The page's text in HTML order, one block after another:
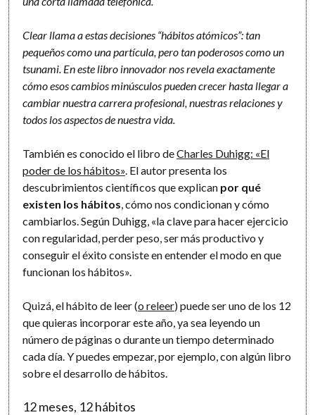
Clear llama a estas decisiones “hábitos atómicos”: tan
pequeños como una partícula, pero tan poderosos como un
tsunami. En este libro innovador nos revela exactamente
cómo esos cambios minúsculos pueden crecer hasta llegar a
cambiar nuestra carrera profesional, nuestras relaciones y
todos los aspectos de nuestra vida.
También es conocido el libro deCharles Duhigg: «El
poder de los hábitos» . El autor presenta los
descubrimientos científicos que explican por qué
existen los hábitos , cómo nos condicionan y cómo
cambiarlos. Según Duhigg, «la clave para hacer ejercicio
con regularidad, perder peso, ser más productivo y
conseguir el éxito consiste en entender el modo en que
funcionan los hábitos».
Quizá, el hábito de leer (o releer) puede ser uno de los 12
que quieras incorporar este año, ya sea leyendo un
número de páginas o durante un tiempo determinado
cada día. Y puedes empezar, por ejemplo, con algún libro
sobre el desarrollo de hábitos.
12 meses, 12 hábitos